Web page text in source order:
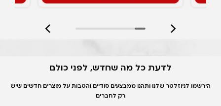
לדעת כל מה שחדש, לפני כולם
הירשמו לניוזלטר שלנו ותהנו ממבצעים סודיים והטבות על מוצרים חדשים שיש
רק לחברים